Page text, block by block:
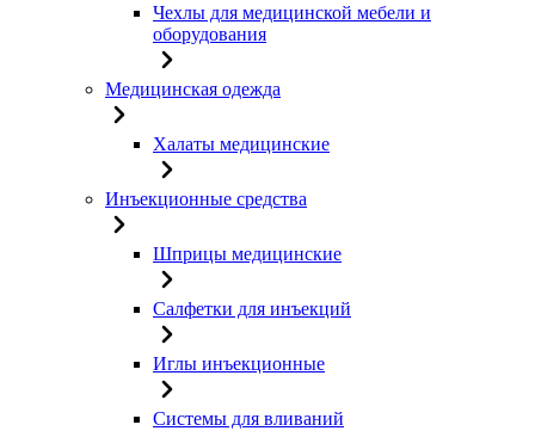
Чехлы для медицинской мебели и
оборудования
Медицинская одежда
Халаты медицинские
Инъекционные средства
Шприцы медицинские
Салфетки для инъекций
Иглы инъекционные
Системы для вливаний